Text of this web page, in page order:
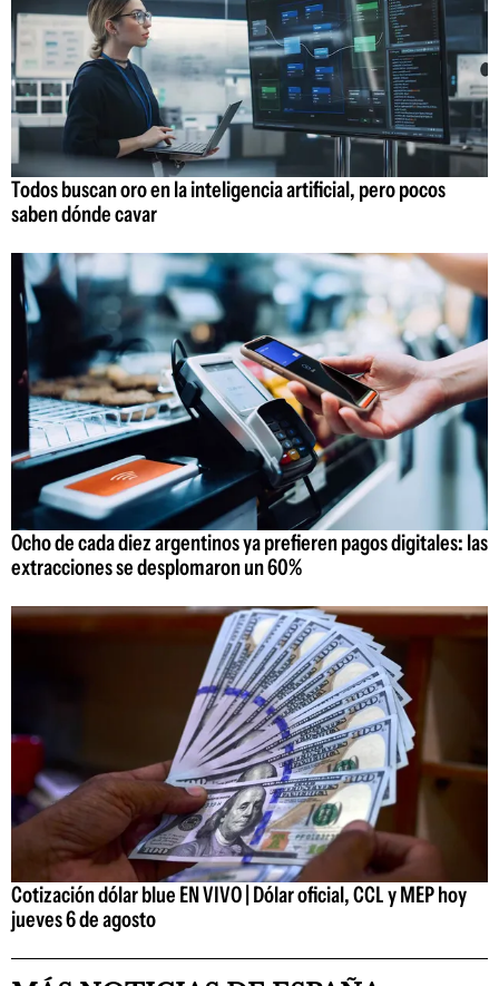
Todos buscan oro en la inteligencia artificial, pero pocos
saben dónde cavar
Ocho de cada diez argentinos ya prefieren pagos digitales: las
extracciones se desplomaron un 60%
Cotización dólar blue EN VIVO | Dólar oficial, CCL y MEP hoy
jueves 6 de agosto